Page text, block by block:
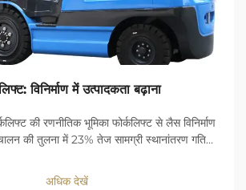
विनिर्माण में उत्पादकता बढ़ाना
की रणनीतिक भूमिका फोर्कलिफ्ट से लैस विनिर्माण
की तुलना में 23% तेज सामग्री स्थानांतरण गति
को अनुकूलित करती हैं...
अधिक देखें